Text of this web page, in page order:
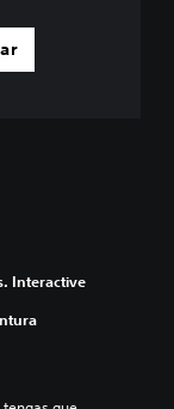
Interactive